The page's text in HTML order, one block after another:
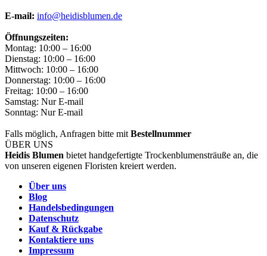
E-mail: info@heidisblumen.de
Öffnungszeiten:
Montag: 10:00 – 16:00
Dienstag: 10:00 – 16:00
Mittwoch: 10:00 – 16:00
Donnerstag: 10:00 – 16:00
Freitag: 10:00 – 16:00
Samstag: Nur E-mail
Sonntag: Nur E-mail
Falls möglich, Anfragen bitte mit Bestellnummer
ÜBER UNS
Heidis Blumen bietet handgefertigte Trockenblumensträuße an, die
von unseren eigenen Floristen kreiert werden.
Über uns
Blog
Handelsbedingungen
Datenschutz
Kauf & Rückgabe
Kontaktiere uns
Impressum